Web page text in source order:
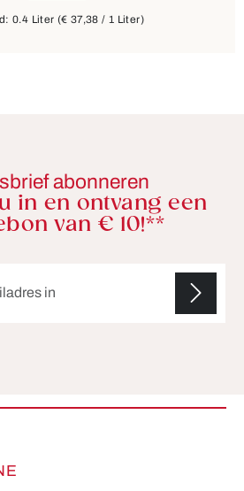
0.4 Liter (€ 37,38 / 1 Liter)
abonneren
in en ontvang een
van € 10!**